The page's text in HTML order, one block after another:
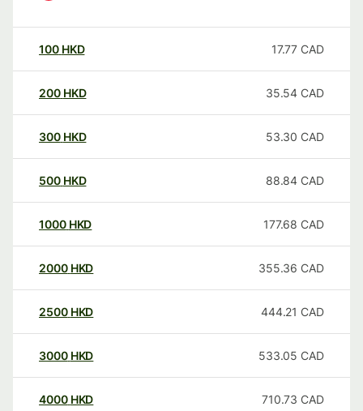
100 HKD 17.77 CAD
200 HKD 35.54 CAD
300 HKD 53.30 CAD
500 HKD 88.84 CAD
1000 HKD 177.68 CAD
2000 HKD 355.36 CAD
2500 HKD 444.21 CAD
3000 HKD 533.05 CAD
4000 HKD 710.73 CAD